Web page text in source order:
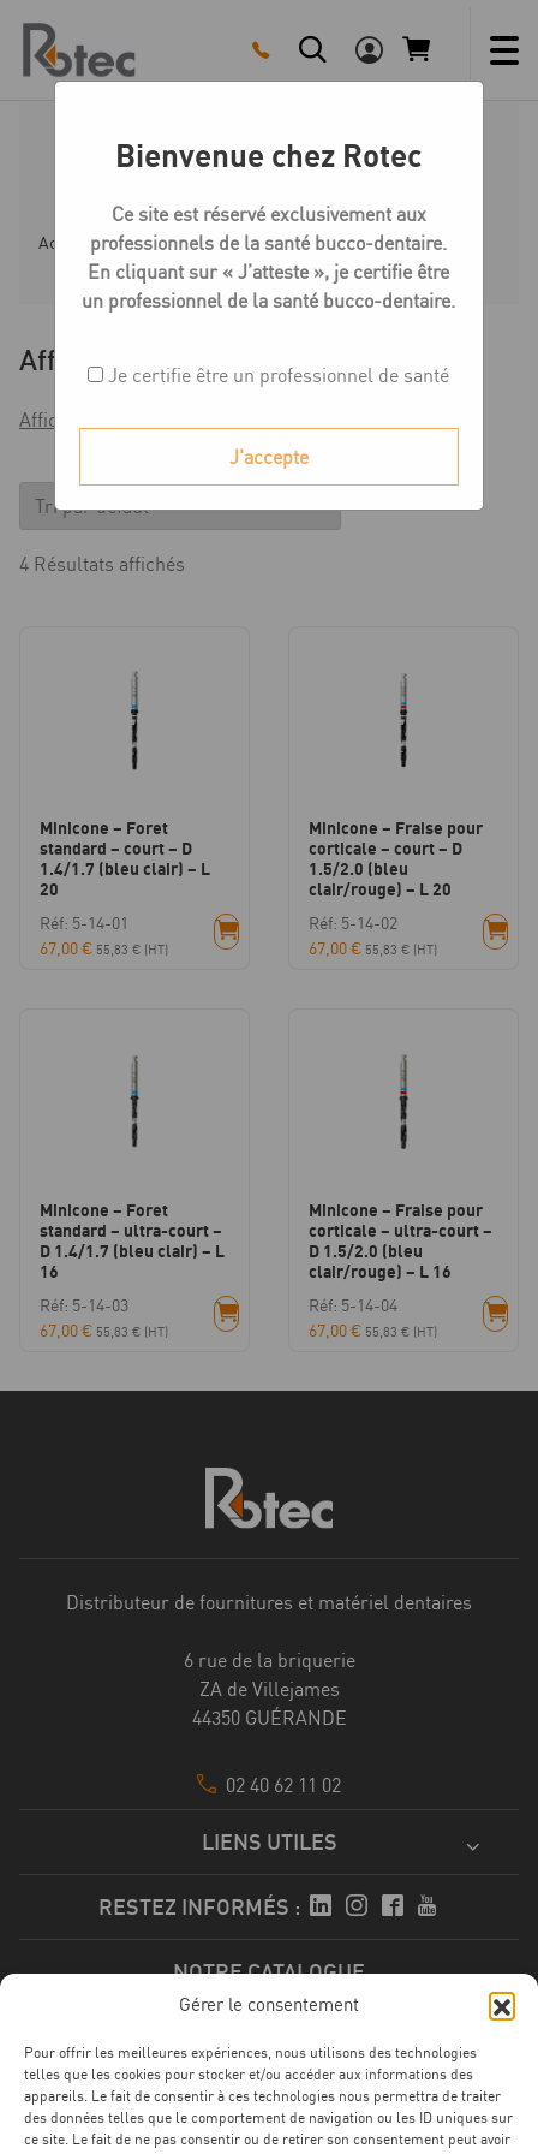
Gérer le consentement
Pour offrir les meilleures expériences, nous utilisons des technologies
telles que les cookies pour stocker et/ou accéder aux informations des
appareils. Le fait de consentir à ces technologies nous permettra de traiter
des données telles que le comportement de navigation ou les ID uniques sur
ce site. Le fait de ne pas consentir ou de retirer son consentement peut avoir
content
Forets Minicone
Accueil Boutique Minicone Forets Minicone
Affiner
Afficher les filtres
4 Résultats affichés
Minicone – Foret
standard – court – D
1.4/1.7 (bleu clair) – L
20
Réf: 5-14-01
67,00€ 55,83 € (HT)
Minicone – Fraise pour
corticale – court – D
1.5/2.0 (bleu
clair/rouge) – L 20
Réf: 5-14-02
67,00€ 55,83 € (HT)
Minicone – Foret
standard – ultra-court –
D 1.4/1.7 (bleu clair) – L
16
Réf: 5-14-03
67,00€ 55,83 € (HT)
Minicone – Fraise pour
corticale – ultra-court –
D 1.5/2.0 (bleu
clair/rouge) – L 16
Réf: 5-14-04
67,00€ 55,83 € (HT)
Distributeur de fournitures et matériel dentaires
6 rue de la briquerie
ZA de Villejames
44350 GUÉRANDE
02 40 62 11 02
LIENS UTILES
RESTEZ INFORMÉS :
NOTRE CATALOGUE
Télécharger
NOS CERTFICATIONS
Bienvenue chez Rotec
Ce site est réservé exclusivement aux
professionnels de la santé bucco-dentaire.
En cliquant sur « J’atteste », je certifie être
un professionnel de la santé bucco-dentaire.
Je certifie être un professionnel de santé
J'accepte